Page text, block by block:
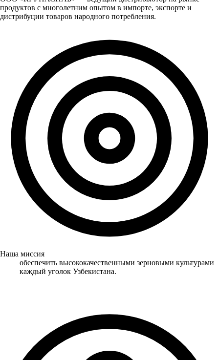
продуктов с многолетним опытом в импорте, экспорте и
дистрибуции товаров народного потребления.
Наша миссия
обеспечить высококачественными зерновыми культурами
каждый уголок Узбекистана.